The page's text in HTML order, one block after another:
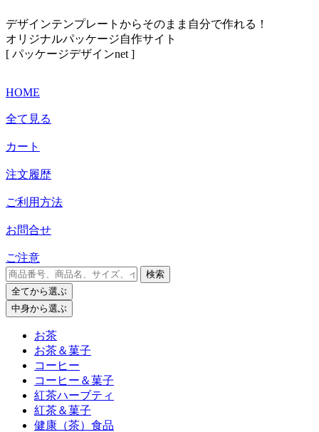
デザインテンプレートからそのまま自分で作れる！
オリジナルパッケージ自作サイト
[ パッケージデザインnet ]
HOME
全て見る
カート
注文履歴
ご利用方法
お問合せ
ご注意
検索
全てから選ぶ
中身から選ぶ
お茶
お茶＆菓子
コーヒー
コーヒー＆菓子
紅茶ハーブティ
紅茶＆菓子
健康（茶）食品